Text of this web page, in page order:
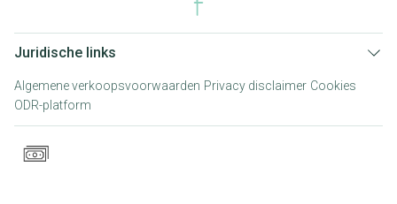
Juridische links
Algemene verkoopsvoorwaarden Privacy disclaimer Cookies
ODR-platform